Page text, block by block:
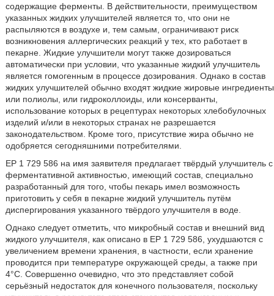
содержащие ферменты. В действительности, преимуществом
указанных жидких улучшителей является то, что они не
распыляются в воздухе и, тем самым, ограничивают риск
возникновения аллергических реакций у тех, кто работает в
пекарне. Жидкие улучшители могут также дозироваться
автоматически при условии, что указанные жидкий улучшитель
является гомогенным в процессе дозирования. Однако в состав
жидких улучшителей обычно входят жидкие жировые ингредиенты
или полиолы, или гидроколлоиды, или консерванты,
использование которых в рецептурах некоторых хлебобулочных
изделий и/или в некоторых странах не разрешается
законодательством. Кроме того, присутствие жира обычно не
одобряется сегодняшними потребителями.
ЕР 1 729 586 на имя заявителя предлагает твёрдый улучшитель с
ферментативной активностью, имеющий состав, специально
разработанный для того, чтобы пекарь имел возможность
приготовить у себя в пекарне жидкий улучшитель путём
диспергирования указанного твёрдого улучшителя в воде.
Однако следует отметить, что микробный состав и внешний вид
жидкого улучшителя, как описано в ЕР 1 729 586, ухудшаются с
увеличением времени хранения, в частности, если хранение
проводится при температуре окружающей среды, а также при
4°С. Совершенно очевидно, что это представляет собой
серьёзный недостаток для конечного пользователя, поскольку